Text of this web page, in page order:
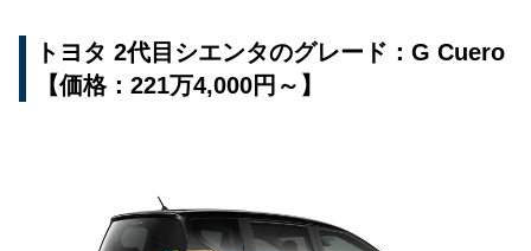
トヨタ 2代目シエンタのグレード：G Cuero
【価格：221万4,000円～】